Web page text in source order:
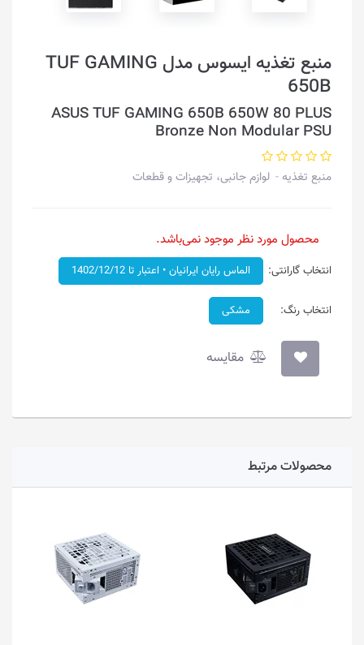
منبع تغذیه ایسوس مدل TUF GAMING
650B
ASUS TUF GAMING 650B 650W 80 PLUS
Bronze Non Modular PSU
منبع تغذیه لوازم جانبی، تجهیزات و قطعات
محصول مورد نظر موجود نمی‌باشد.
انتخاب گارانتی: الماس رایان ایرانیان • اعتبار تا 1402/12/12
انتخاب رنگ: مشکی
مقایسه
محصولات مرتبط